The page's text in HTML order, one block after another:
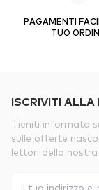
PAGAMENTI
TUO
ISCRIVITI
Tieniti informato
sulle offerte
lettori della